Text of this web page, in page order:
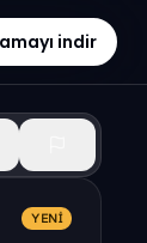
indir
YENI